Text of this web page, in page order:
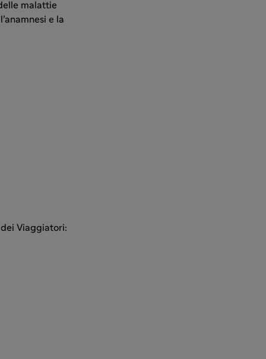
malattie
e la
Viaggiatori: